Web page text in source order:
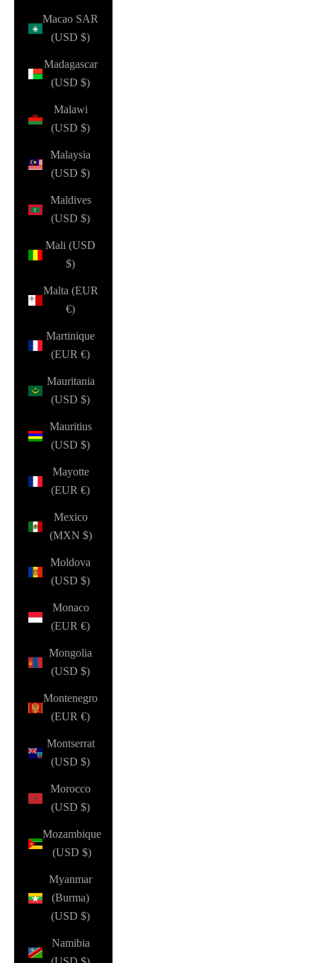
Macao SAR
(USD $)
Madagascar
(USD $)
Malawi
(USD $)
Malaysia
(USD $)
Maldives
(USD $)
Mali (USD
$)
Malta (EUR
€)
Martinique
(EUR €)
Mauritania
(USD $)
Mauritius
(USD $)
Mayotte
(EUR €)
Mexico
(MXN $)
Moldova
(USD $)
Monaco
(EUR €)
Mongolia
(USD $)
Montenegro
(EUR €)
Montserrat
(USD $)
Morocco
(USD $)
Mozambique
(USD $)
Myanmar
(Burma)
(USD $)
Namibia